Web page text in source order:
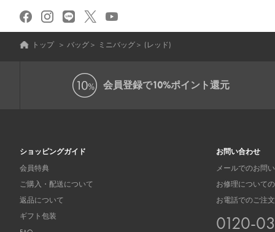
トップ ＞ バッグ＞ ミニバッグ＞ (レッド)
会員登録で10%ポイント還元
ショッピングガイド
会員特典
ご購入・配送について
返品について
ギフト包装
お問い合わせ
メールでのお問
お修理について
お電話でのご注
0120-